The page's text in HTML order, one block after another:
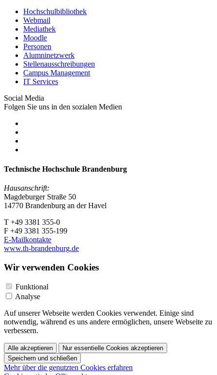
Hochschulbibliothek
Webmail
Mediathek
Moodle
Personen
Alumninetzwerk
Stellenausschreibungen
Campus Management
IT Services
Social Media
Folgen Sie uns in den sozialen Medien
Technische Hochschule Brandenburg
Hausanschrift:
Magdeburger Straße 50
14770 Brandenburg an der Havel
T +49 3381 355-0
F +49 3381 355-199
E-Mailkontakte
www.th-brandenburg.de
Wir verwenden Cookies
Funktional
Analyse
Auf unserer Webseite werden Cookies verwendet. Einige sind
notwendig, während es uns andere ermöglichen, unsere Webseite zu
verbessern.
Alle akzeptieren
Nur essentielle Cookies akzeptieren
Speichern und schließen
Mehr über die genutzten Cookies erfahren